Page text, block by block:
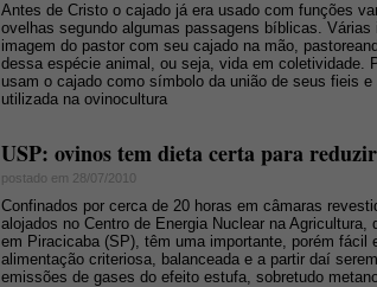
Antes de Cristo o cajado já era usado com funções
ovelhas segundo algumas passagens bíblicas.
imagem do pastor com seu cajado na mão,
dessa espécie animal, ou seja, vida em coletividade.
usam o cajado como símbolo da união de seus fieis
utilizada na ovinocultura
USP: ovinos tem dieta certa para
postado em 28/07/2010
Confinados por cerca de 20 horas em câmaras
alojados no Centro de Energia Nuclear na
em Piracicaba (SP), têm uma importante, porém fácil
alimentação criteriosa, balanceada e a partir daí
emissões de gases do efeito estufa, sobretudo